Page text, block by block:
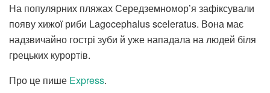
На популярних пляжах Середземномор’я зафіксували
появу хижої риби Lagocephalus sceleratus. Вона має
надзвичайно гострі зуби й уже нападала на людей біля
грецьких курортів.
Про це пише Express.